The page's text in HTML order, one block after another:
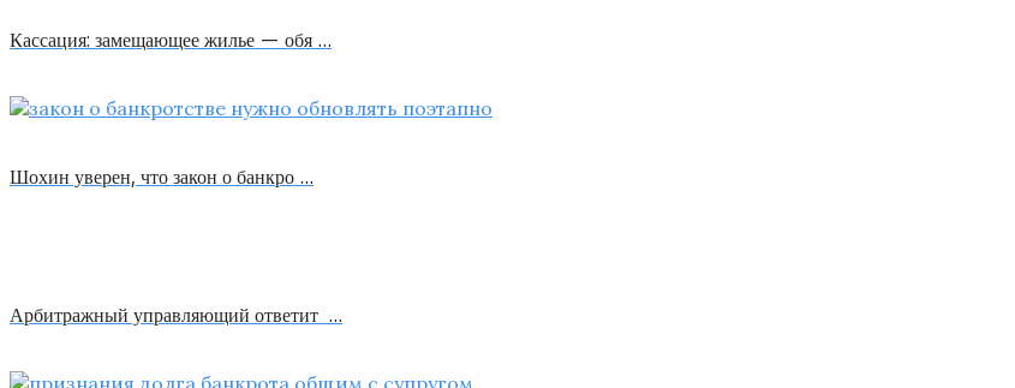
Кассация: замещающее жилье — обя …
Шохин уверен, что закон о банкро …
Арбитражный управляющий ответит …